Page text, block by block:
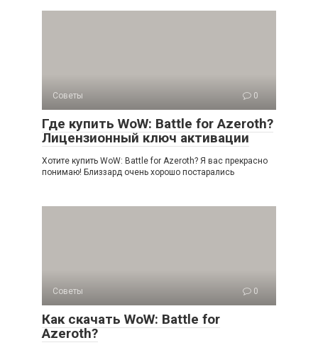
Советы 0
Где купить WoW: Battle for Azeroth?
Лицензионный ключ активации
Хотите купить WoW: Battle for Azeroth? Я вас прекрасно
понимаю! Близзард очень хорошо постарались
Советы 0
Как скачать WoW: Battle for
Azeroth?